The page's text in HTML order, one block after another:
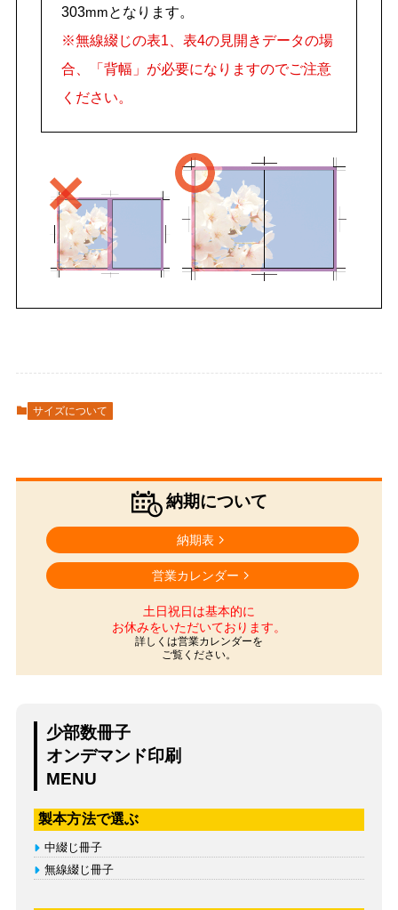
303mmとなります。
※無線綴じの表1、表4の見開きデータの場
合、「背幅」が必要になりますのでご注意
ください。
サイズについて
納期について
納期表
営業カレンダー
土日祝日は基本的に
お休みをいただいております。
詳しくは営業カレンダーを
ご覧ください。
少部数冊子
オンデマンド印刷
MENU
製本方法で選ぶ
中綴じ冊子
無線綴じ冊子